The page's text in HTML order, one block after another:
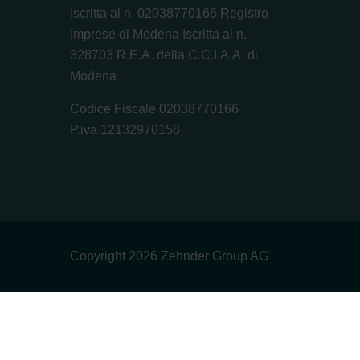
Iscritta al n. 02038770166 Registro
Imprese di Modena Iscritta al n.
328703 R.E.A. della C.C.I.A.A. di
Modena
Codice Fiscale 02038770166
P.iva 12132970158
Copyright 2026 Zehnder Group AG